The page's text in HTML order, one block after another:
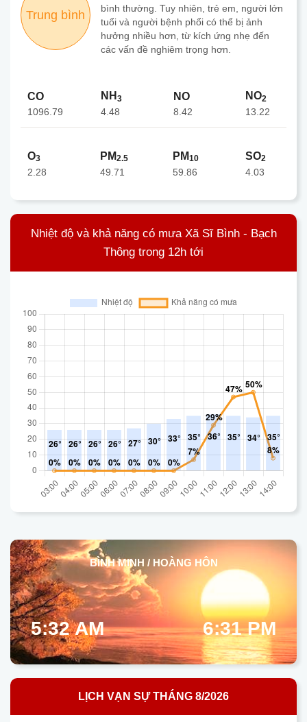
Trung bình
bình thường. Tuy nhiên, trẻ em, người lớn
tuổi và người bệnh phổi có thể bị ảnh
hưởng nhiều hơn, từ kích ứng nhẹ đến
các vấn đề nghiêm trọng hơn.
CO
1096.79
NH3
4.48
NO
8.42
NO2
13.22
O3
2.28
PM2.5
49.71
PM10
59.86
SO2
4.03
Nhiệt độ và khả năng có mưa Xã Sĩ Bình - Bạch
Thông trong 12h tới
BÌNH MINH / HOÀNG HÔN
5:32 AM 6:31 PM
LỊCH VẠN SỰ THÁNG 8/2026